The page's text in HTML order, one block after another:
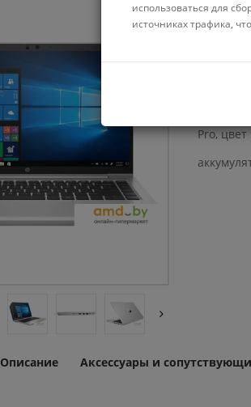
Pro,
Описание Аксессуары и
использоваться для
источниках трафика,